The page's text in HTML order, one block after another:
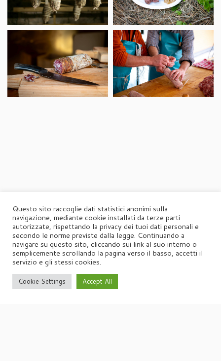
·© 2026Agorà·Powered by ·Designed con il
Questo sito raccoglie dati statistici anonimi sulla
navigazione, mediante cookie installati da terze parti
autorizzate, rispettando la privacy dei tuoi dati personali e
secondo le norme previste dalla legge. Continuando a
navigare su questo sito, cliccando sui link al suo interno o
semplicemente scrollando la pagina verso il basso, accetti il
servizio e gli stessi cookies.
Cookie Settings Accept All